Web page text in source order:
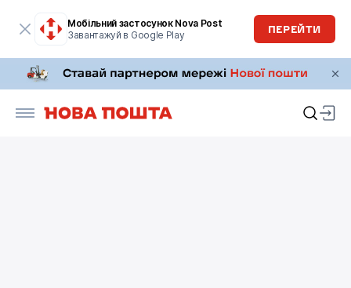
Мобільний застосунок Nova Post
Завантажуй в Google Play
ПЕРЕЙТИ